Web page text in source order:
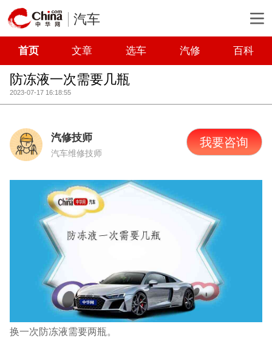
汽车
首页 文章 选车 汽修 百科
防冻液一次需要几瓶
2023-07-17 16:18:55
汽修技师
汽车维修技师
我要咨询
换一次防冻液需要两瓶。